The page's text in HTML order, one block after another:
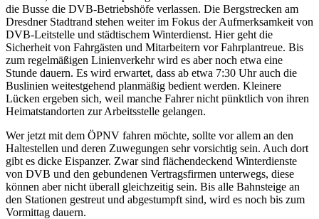
die Busse die DVB-Betriebshöfe verlassen. Die Bergstrecken am
Dresdner Stadtrand stehen weiter im Fokus der Aufmerksamkeit von
DVB-Leitstelle und städtischem Winterdienst. Hier geht die
Sicherheit von Fahrgästen und Mitarbeitern vor Fahrplantreue. Bis
zum regelmäßigen Linienverkehr wird es aber noch etwa eine
Stunde dauern. Es wird erwartet, dass ab etwa 7:30 Uhr auch die
Buslinien weitestgehend planmäßig bedient werden. Kleinere
Lücken ergeben sich, weil manche Fahrer nicht pünktlich von ihren
Heimatstandorten zur Arbeitsstelle gelangen.
Wer jetzt mit dem ÖPNV fahren möchte, sollte vor allem an den
Haltestellen und deren Zuwegungen sehr vorsichtig sein. Auch dort
gibt es dicke Eispanzer. Zwar sind flächendeckend Winterdienste
von DVB und den gebundenen Vertragsfirmen unterwegs, diese
können aber nicht überall gleichzeitig sein. Bis alle Bahnsteige an
den Stationen gestreut und abgestumpft sind, wird es noch bis zum
Vormittag dauern.